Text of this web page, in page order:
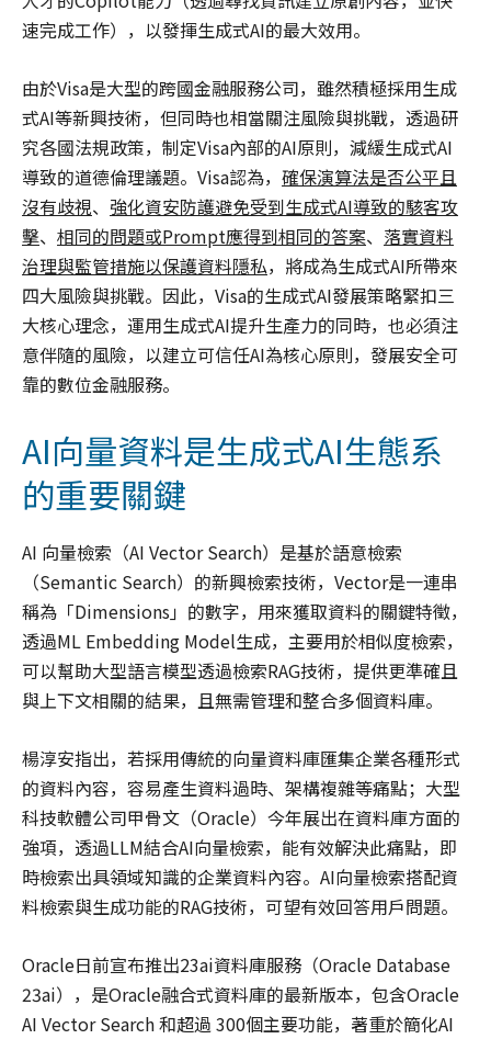
速完成工作），以發揮生成式AI的最大效用。
由於Visa是大型的跨國金融服務公司，雖然積極採用生成
式AI等新興技術，但同時也相當關注風險與挑戰，透過研
究各國法規政策，制定Visa內部的AI原則，減緩生成式AI
導致的道德倫理議題。Visa認為， 確保演算法是否公平且
沒有歧視、 強化資安防護避免受到生成式AI導致的駭客攻
擊、 相同的問題或Prompt應得到相同的答案、 落實資料
治理與監管措施以保護資料隱私，將成為生成式AI所帶來
四大風險與挑戰。因此，Visa的生成式AI發展策略緊扣三
大核心理念，運用生成式AI提升生產力的同時，也必須注
意伴隨的風險，以建立可信任AI為核心原則，發展安全可
靠的數位金融服務。
AI向量資料是生成式AI生態系
的重要關鍵
AI 向量檢索（AI Vector Search）是基於語意檢索
（Semantic Search）的新興檢索技術，Vector是一連串
稱為「Dimensions」的數字，用來獲取資料的關鍵特徵，
透過ML Embedding Model生成，主要用於相似度檢索，
可以幫助大型語言模型透過檢索RAG技術，提供更準確且
與上下文相關的結果，且無需管理和整合多個資料庫。
楊淳安指出，若採用傳統的向量資料庫匯集企業各種形式
的資料內容，容易產生資料過時、架構複雜等痛點；大型
科技軟體公司甲骨文（Oracle）今年展出在資料庫方面的
強項，透過LLM結合AI向量檢索，能有效解決此痛點，即
時檢索出具領域知識的企業資料內容。AI向量檢索搭配資
料檢索與生成功能的RAG技術，可望有效回答用戶問題。
Oracle日前宣布推出23ai資料庫服務（Oracle Database
23ai），是Oracle融合式資料庫的最新版本，包含Oracle
AI Vector Search 和超過 300個主要功能，著重於簡化AI